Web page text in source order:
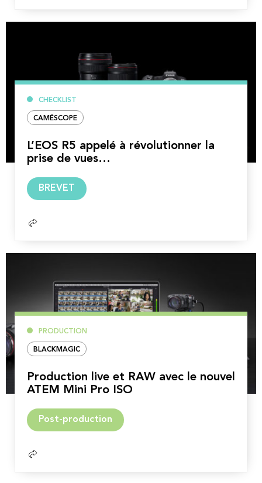
CHECKLIST
CAMÉSCOPE
L’EOS R5 appelé à révolutionner la
prise de vues…
BREVET
PRODUCTION
BLACKMAGIC
Production live et RAW avec le nouvel
ATEM Mini Pro ISO
Post-production